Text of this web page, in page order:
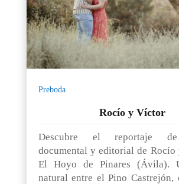
Preboda
Rocío y Víctor
Descubre el reportaje de
documental y editorial de
El Hoyo de Pinares (Ávila).
natural entre el Pino Castrejón,